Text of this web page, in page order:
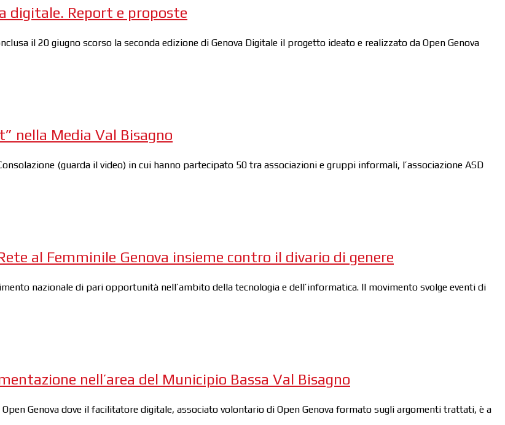
digitale. Report e proposte
il 20 giugno scorso la seconda edizione di Genova Digitale il progetto ideato e realizzato da Open Genova
nella Media Val Bisagno
(guarda il video) in cui hanno partecipato 50 tra associazioni e gruppi informali, l’associazione ASD
al Femminile Genova insieme contro il divario di genere
nazionale di pari opportunità nell’ambito della tecnologia e dell’informatica. Il movimento svolge eventi di
nell’area del Municipio Bassa Val Bisagno
Genova dove il facilitatore digitale, associato volontario di Open Genova formato sugli argomenti trattati, è a